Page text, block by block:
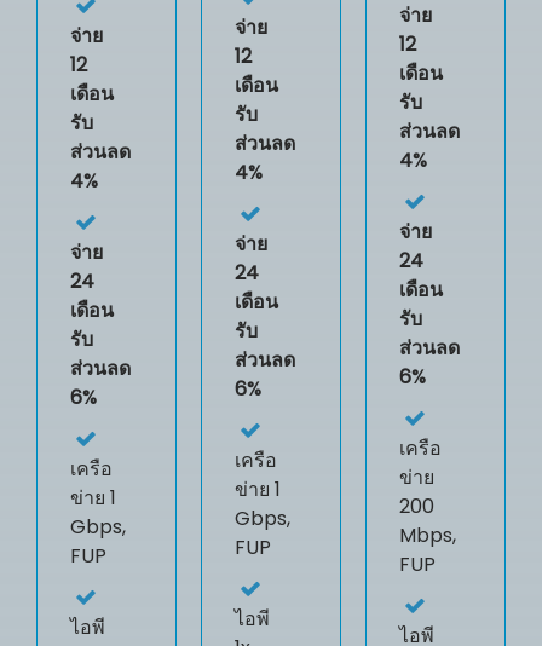
จ่าย
12
เดือน
รับ
ส่วนลด
4%
จ่าย
24
เดือน
รับ
ส่วนลด
6%
เครือ
ข่าย 1
Gbps,
FUP
ไอพี
จ่าย
12
เดือน
รับ
ส่วนลด
4%
จ่าย
24
เดือน
รับ
ส่วนลด
6%
เครือ
ข่าย 1
Gbps,
FUP
ไอพี
จ่าย
12
เดือน
รับ
ส่วนลด
4%
จ่าย
24
เดือน
รับ
ส่วนลด
6%
เครือ
ข่าย
200
Mbps,
FUP
ไอพี